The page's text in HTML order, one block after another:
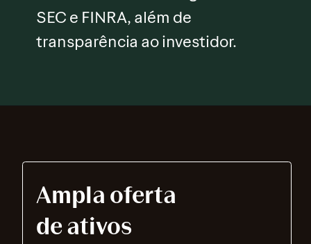
SEC e FINRA, além de
transparência ao investidor.
Ampla oferta
de ativos